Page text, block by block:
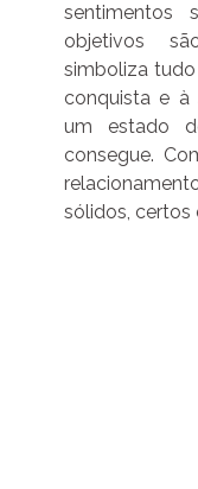
sentimentos
objetivos
simboliza
conquista e à
um estado
consegue.
sólidos, certos